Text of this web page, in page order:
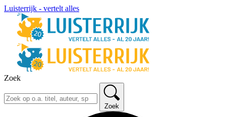
Luisterrijk - vertelt alles
Zoek
Zoek